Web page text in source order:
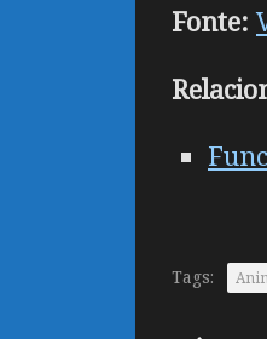
Fonte:
Tags: